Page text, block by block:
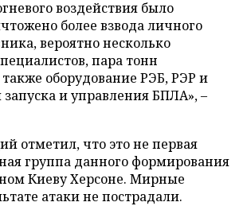
воздействия было
более взвода личного
вероятно несколько
пара тонн
также оборудование РЭБ, РЭР и
запуска и управления БПЛА», –
отметил, что это не первая
группа данного формирования
Киеву Херсоне. Мирные
атаки не пострадали.